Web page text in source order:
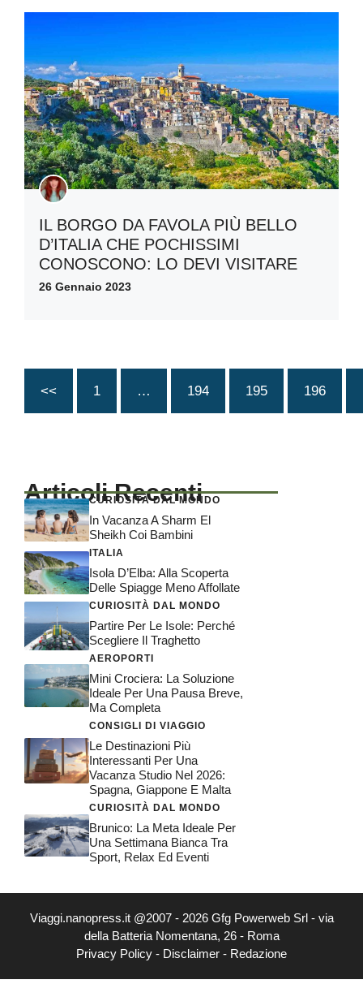
IL BORGO DA FAVOLA PIÙ BELLO
D’ITALIA CHE POCHISSIMI
CONOSCONO: LO DEVI VISITARE
26 Gennaio 2023
<< 1 … 194 195 196
Articoli Recenti
CURIOSITÀ DAL MONDO
In Vacanza A Sharm El
Sheikh Coi Bambini
ITALIA
Isola D’Elba: Alla Scoperta
Delle Spiagge Meno Affollate
CURIOSITÀ DAL MONDO
Partire Per Le Isole: Perché
Scegliere Il Traghetto
AEROPORTI
Mini Crociera: La Soluzione
Ideale Per Una Pausa Breve,
Ma Completa
CONSIGLI DI VIAGGIO
Le Destinazioni Più
Interessanti Per Una
Vacanza Studio Nel 2026:
Spagna, Giappone E Malta
CURIOSITÀ DAL MONDO
Brunico: La Meta Ideale Per
Una Settimana Bianca Tra
Sport, Relax Ed Eventi
Viaggi.nanopress.it @2007 - 2026 Gfg Powerweb Srl - via
della Batteria Nomentana, 26 - Roma
Privacy Policy - Disclaimer - Redazione